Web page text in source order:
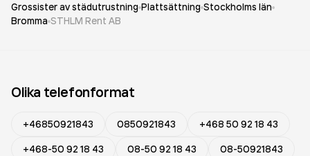
Grossister av städutrustning Plattsättning Stockholms län
Bromma STHLM Rent AB
Olika telefonformat
+46850921843 0850921843
+468 50 92 18 43
+468-50 92 18 43
08-50 92 18 43 08-50921843